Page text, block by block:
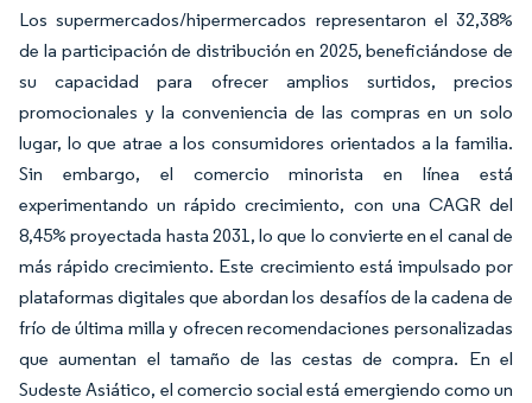
Los supermercados/hipermercados representaron el 32,38%
de la participación de distribución en 2025, beneficiándose de
su capacidad para ofrecer amplios surtidos, precios
promocionales y la conveniencia de las compras en un solo
lugar, lo que atrae a los consumidores orientados a la familia.
Sin embargo, el comercio minorista en línea está
experimentando un rápido crecimiento, con una CAGR del
8,45% proyectada hasta 2031, lo que lo convierte en el canal de
más rápido crecimiento. Este crecimiento está impulsado por
plataformas digitales que abordan los desafíos de la cadena de
frío de última milla y ofrecen recomendaciones personalizadas
que aumentan el tamaño de las cestas de compra. En el
Sudeste Asiático, el comercio social está emergiendo como un